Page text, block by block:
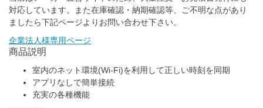
対応しています。また在庫確認・納期確認等、ご不明な点があり
ましたら下記ページよりお問い合わせ下さい。
企業法人様専用ページ
商品説明
室内のネット環境(Wi-Fi)を利用して正しい時刻を同期
アプリなしで簡単接続
充実の各種機能